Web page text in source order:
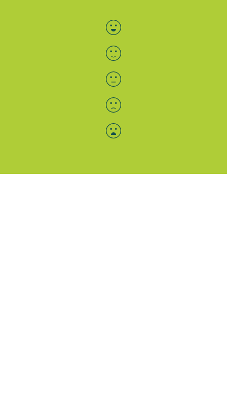
Bewertung auswählen